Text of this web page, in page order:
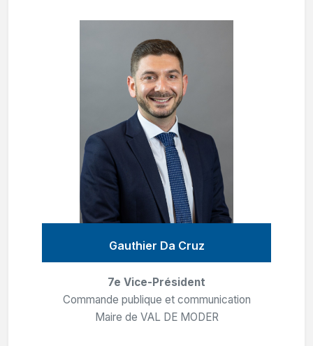
Gauthier Da Cruz
7e Vice-Président
Commande publique et communication
Maire de VAL DE MODER